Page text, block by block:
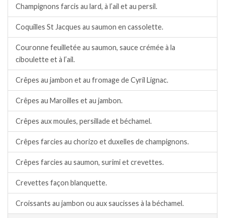
Champignons farcis au lard, à l’ail et au persil.
Coquilles St Jacques au saumon en cassolette.
Couronne feuilletée au saumon, sauce crémée à la
ciboulette et à l’ail.
Crêpes au jambon et au fromage de Cyril Lignac.
Crêpes au Maroilles et au jambon.
Crêpes aux moules, persillade et béchamel.
Crêpes farcies au chorizo et duxelles de champignons.
Crêpes farcies au saumon, surimi et crevettes.
Crevettes façon blanquette.
Croissants au jambon ou aux saucisses à la béchamel.